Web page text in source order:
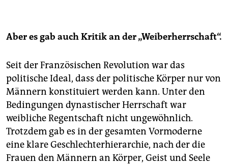
Aber es gab auch Kritik an der „Weiberherrschaft“.
Seit der Französischen Revolution war das
politische Ideal, dass der politische Körper nur von
Männern konstituiert werden kann. Unter den
Bedingungen dynastischer Herrschaft war
weibliche Regentschaft nicht ungewöhnlich.
Trotzdem gab es in der gesamten Vormoderne
eine klare Geschlechterhierarchie, nach der die
Frauen den Männern an Körper, Geist und Seele